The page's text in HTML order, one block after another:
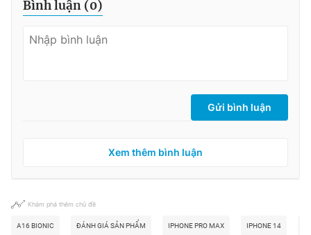
Bình luận (0)
Gửi bình luận
Xem thêm bình luận
Khám phá thêm chủ đề
A16 BIONIC ĐÁNH GIÁ SẢN PHẨM IPHONE PRO MAX IPHONE 14